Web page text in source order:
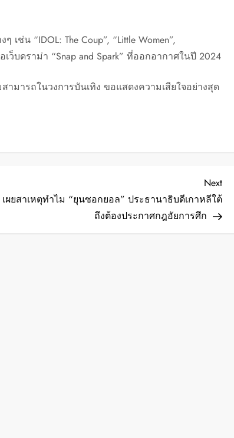
ช่น “IDOL: The Coup”, “Little Women”,
เว็บดราม่า “Snap and Spark” ที่ออกอากาศในปี 2024
มารถในวงการบันเทิง ขอแสดงความเสียใจอย่างสุด
Next
Post
Next
เผยสาเหตุทำไม “ยุนซอกยอล” ประธานาธิบดีเกาหลีใต้
ถึงต้องประกาศกฎอัยการศึก